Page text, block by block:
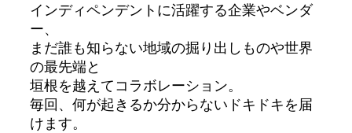
インディペンデントに活躍する企業やベンダ
ー、
まだ誰も知らない地域の掘り出しものや世界
の最先端と
垣根を越えてコラボレーション。
毎回、何が起きるか分からないドキドキを届
けます。